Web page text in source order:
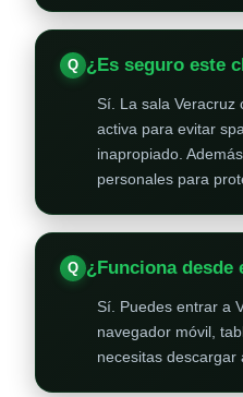
¿Es seguro este
Sí. La sala Veracruz
activa para evitar
inapropiado.
personales para
¿Funciona desde
Sí. Puedes entrar a
navegador móvil,
necesitas descargar